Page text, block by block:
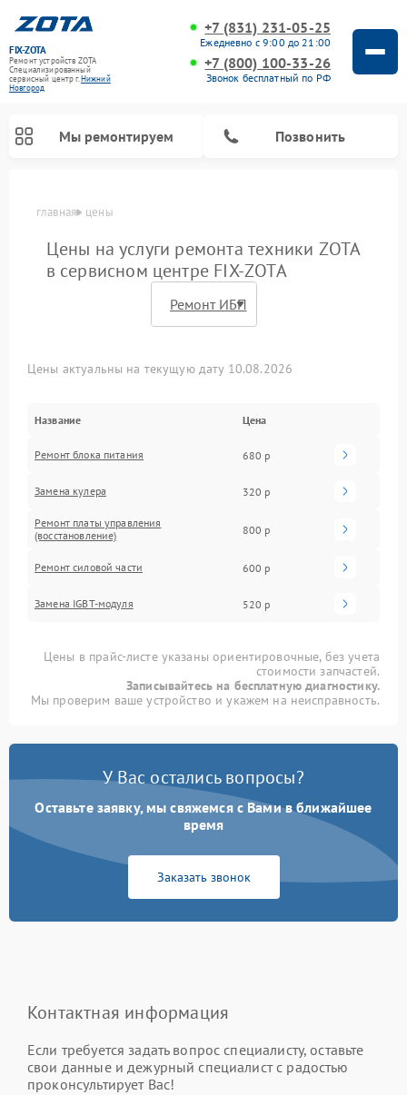
FIX-ZOTA
Ремонт устройств ZOTA
Специализированный
cервисный центр г.Нижний
Новгород
+7 (831) 231-05-25
Ежедневно с 9:00 до 21:00
+7 (800) 100-33-26
Звонок бесплатный по РФ
Мы ремонтируем Позвонить
главная цены
Цены на услуги ремонта техники ZOTA
в сервисном центре FIX-ZOTA
Цены актуальны на текущую дату 10.08.2026
Название Цена
Ремонт блока питания 680 р
Замена кулера 320 р
Ремонт платы управления
(восстановление)
800 р
Ремонт силовой части 600 р
Замена IGBT-модуля 520 р
Цены в прайс-листе указаны ориентировочные, без учета
стоимости запчастей.
Записывайтесь на бесплатную диагностику.
Мы проверим ваше устройство и укажем на неисправность.
У Вас остались вопросы?
Оставьте заявку, мы свяжемся с Вами в ближайшее
время
Заказать звонок
Контактная информация
Если требуется задать вопрос специалисту, оставьте
свои данные и дежурный специалист с радостью
проконсультирует Вас!